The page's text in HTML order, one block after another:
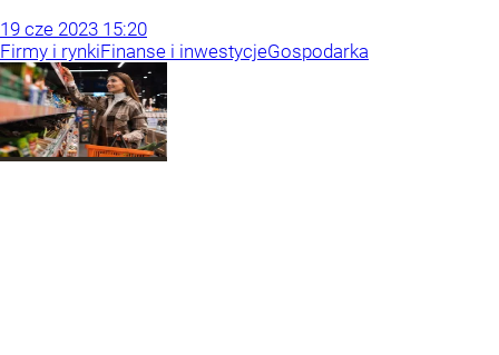
19 cze 2023 15:20
Firmy i rynkiFinanse i inwestycjeGospodarka